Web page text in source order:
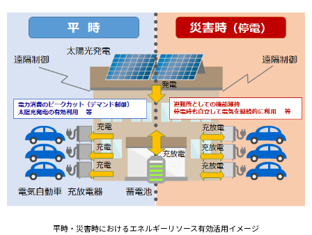
平時・災害時におけるエネルギーリソース有効活用イメージ